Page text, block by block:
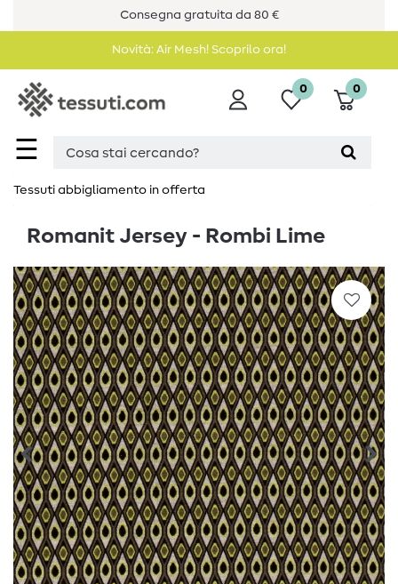
Consegna gratuita da 80 €
Novità: Air Mesh! Scoprilo ora!
☰
0 0
Tessuti abbigliamento in offerta
Romanit Jersey - Rombi Lime